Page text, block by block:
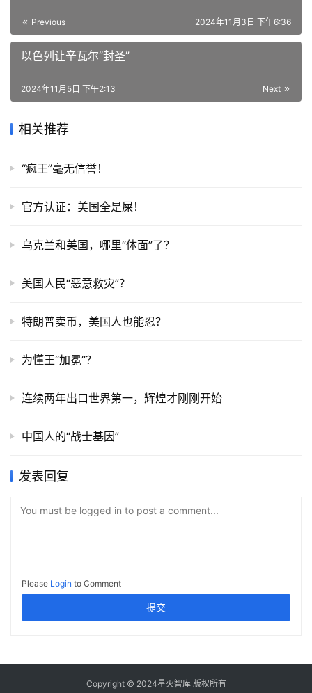
Previous 2024年11月3日 下午6:36
以色列让辛瓦尔“封圣”
Next
2024年11月5日 下午2:13
相关推荐
“疯王”毫无信誉！
官方认证：美国全是屎！
乌克兰和美国，哪里“体面”了？
美国人民“恶意救灾”？
特朗普卖币，美国人也能忍？
为懂王“加冕”？
连续两年出口世界第一，辉煌才刚刚开始
中国人的“战士基因”
发表回复
You must be logged in to post a comment...
Please Login to Comment
提交
Copyright © 2024星火智库 版权所有